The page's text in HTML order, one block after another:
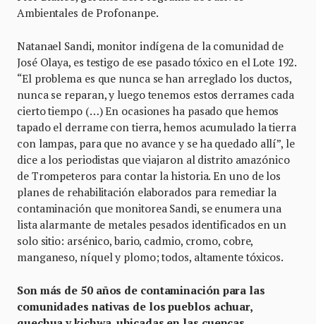
Ambientales de Profonanpe.
Natanael Sandi, monitor indígena de la comunidad de
José Olaya, es testigo de ese pasado tóxico en el Lote 192.
“El problema es que nunca se han arreglado los ductos,
nunca se reparan, y luego tenemos estos derrames cada
cierto tiempo (…) En ocasiones ha pasado que hemos
tapado el derrame con tierra, hemos acumulado la tierra
con lampas, para que no avance y se ha quedado allí”, le
dice a los periodistas que viajaron al distrito amazónico
de Trompeteros para contar la historia. En uno de los
planes de rehabilitación elaborados para remediar la
contaminación que monitorea Sandi, se enumera una
lista alarmante de metales pesados identificados en un
solo sitio: arsénico, bario, cadmio, cromo, cobre,
manganeso, níquel y plomo; todos, altamente tóxicos.
Son más de 50 años de contaminación para las
comunidades nativas de los pueblos achuar,